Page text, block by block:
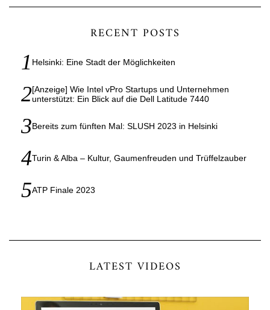
RECENT POSTS
Helsinki: Eine Stadt der Möglichkeiten
[Anzeige] Wie Intel vPro Startups und Unternehmen
unterstützt: Ein Blick auf die Dell Latitude 7440
Bereits zum fünften Mal: SLUSH 2023 in Helsinki
Turin & Alba – Kultur, Gaumenfreuden und Trüffelzauber
ATP Finale 2023
LATEST VIDEOS